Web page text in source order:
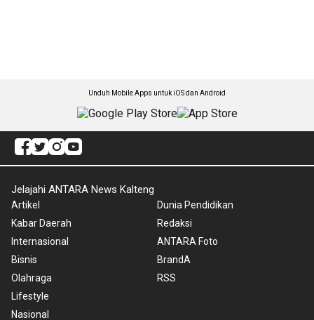
Unduh Mobile Apps untuk iOS dan Android
Jelajahi ANTARA News Kalteng
Artikel
Kabar Daerah
Internasional
Bisnis
Olahraga
Lifestyle
Nasional
Dunia Pendidikan
Redaksi
ANTARA Foto
BrandA
RSS